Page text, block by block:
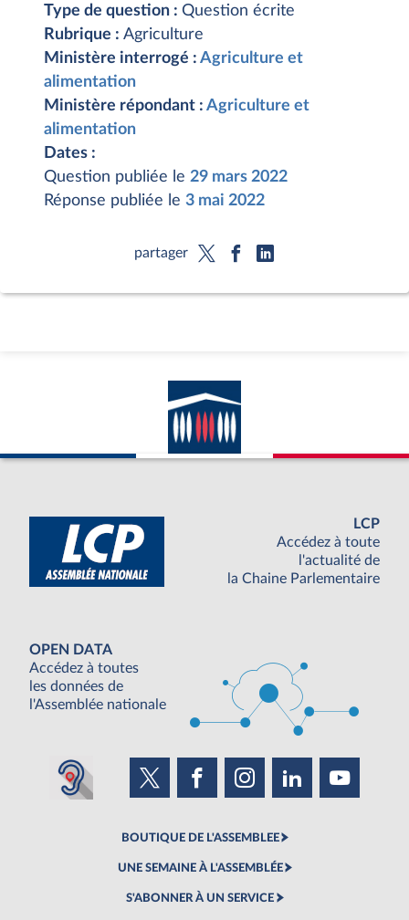
Type de question : Question écrite
Rubrique : Agriculture
Ministère interrogé : Agriculture et
alimentation
Ministère répondant : Agriculture et
alimentation
Dates :
Question publiée le 29 mars 2022
Réponse publiée le 3 mai 2022
partager
LCP
Accédez à toute
l'actualité de
la Chaine Parlementaire
OPEN DATA
Accédez à toutes
les données de
l'Assemblée nationale
BOUTIQUE DE L'ASSEMBLEE
UNE SEMAINE À L'ASSEMBLÉE
S'ABONNER À UN SERVICE